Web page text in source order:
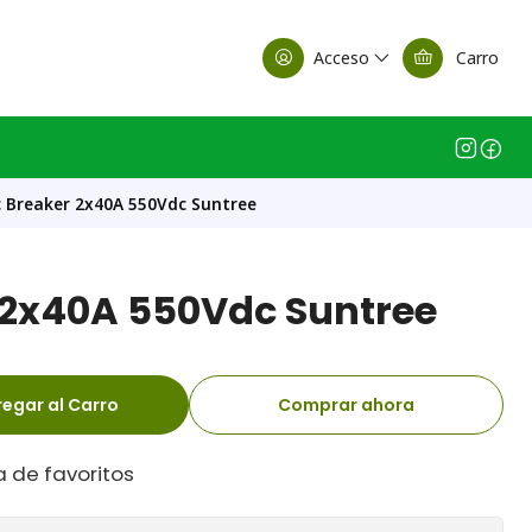
Acceso Carro
Breaker 2x40A 550Vdc Suntree
550Vdc Suntree
al Carro Comprar ahora
de favoritos